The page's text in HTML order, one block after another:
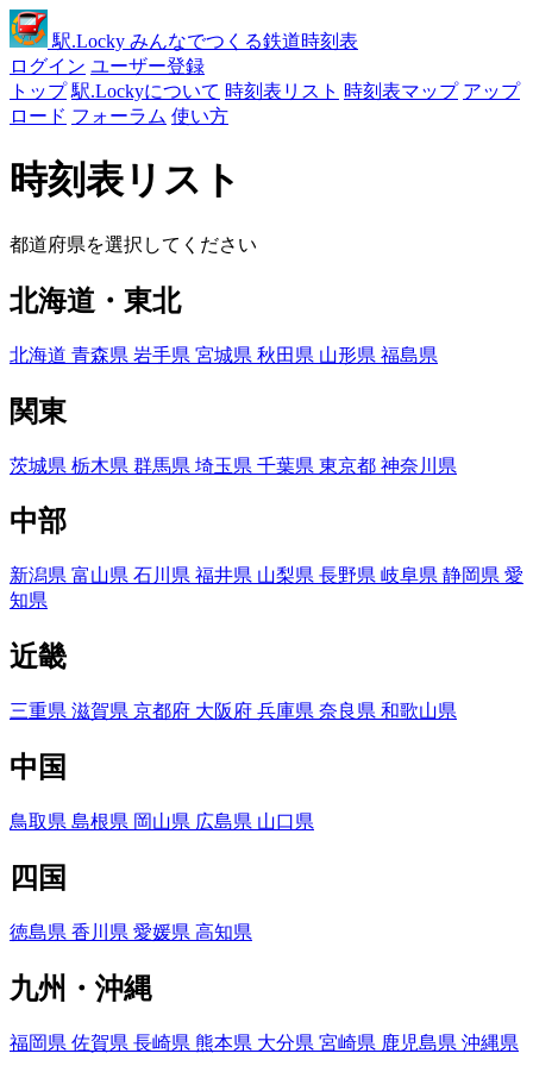
駅.Locky みんなでつくる鉄道時刻表
ログイン ユーザー登録
トップ 駅.Lockyについて 時刻表リスト 時刻表マップ アップ
ロード フォーラム 使い方
時刻表リスト
都道府県を選択してください
北海道・東北
北海道 青森県 岩手県 宮城県 秋田県 山形県 福島県
関東
茨城県 栃木県 群馬県 埼玉県 千葉県 東京都 神奈川県
中部
新潟県 富山県 石川県 福井県 山梨県 長野県 岐阜県 静岡県 愛
知県
近畿
三重県 滋賀県 京都府 大阪府 兵庫県 奈良県 和歌山県
中国
鳥取県 島根県 岡山県 広島県 山口県
四国
徳島県 香川県 愛媛県 高知県
九州・沖縄
福岡県 佐賀県 長崎県 熊本県 大分県 宮崎県 鹿児島県 沖縄県